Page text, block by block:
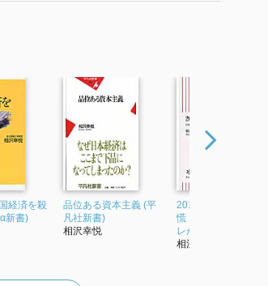
経済を殺
新書)
品位ある資本主義 (平
凡社新書)
相沢幸悦
2013年、世界複合恐
慌 日米欧同時インフ
レが始まる (朝日新書)
相沢幸悦